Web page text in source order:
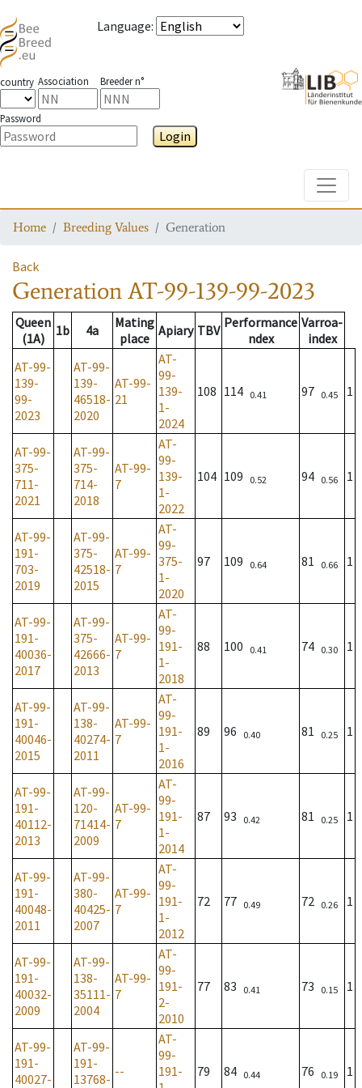
Language:
country Association Breeder n°
Password
Login
Home Breeding Values Generation
Back
GenerationAT-99-139-99-2023
Queen
(1A)
1b 4a
Mating
place Apiary TBV Performance
ndex
Varroa-
index
AT-99-
139-
99-
2023
AT-99-
139-
46518-
2020
AT-99-
21
AT-
99-
139-
1-
2024
108 114 0.41 97 0.45 1
AT-99-
375-
711-
2021
AT-99-
375-
714-
2018
AT-99-
7
AT-
99-
139-
1-
2022
104 109 0.52 94 0.56 1
AT-99-
191-
703-
2019
AT-99-
375-
42518-
2015
AT-99-
7
AT-
99-
375-
1-
2020
97 109 0.64 81 0.66 1
AT-99-
191-
40036-
2017
AT-99-
375-
42666-
2013
AT-99-
7
AT-
99-
191-
1-
2018
88 100 0.41 74 0.30 1
AT-99-
191-
40046-
2015
AT-99-
138-
40274-
2011
AT-99-
7
AT-
99-
191-
1-
2016
89 96 0.40 81 0.25 1
AT-99-
191-
40112-
2013
AT-99-
120-
71414-
2009
AT-99-
7
AT-
99-
191-
1-
2014
87 93 0.42 81 0.25 1
AT-99-
191-
40048-
2011
AT-99-
380-
40425-
2007
AT-99-
7
AT-
99-
191-
1-
2012
72 77 0.49 72 0.26 1
AT-99-
191-
40032-
2009
AT-99-
138-
35111-
2004
AT-99-
7
AT-
99-
191-
2-
2010
77 83 0.41 73 0.15 1
AT-99-
191-
40027-
AT-99-
191-
13768- --
AT-
99-
191-
79 84 0.44 76 0.19 1